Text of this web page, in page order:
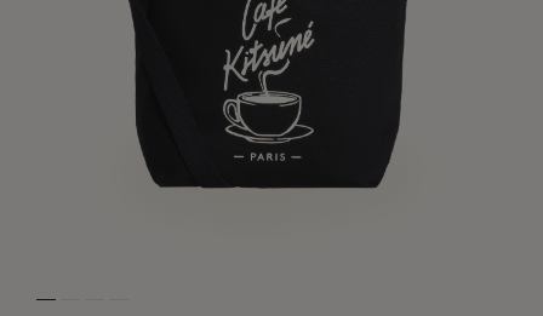
NOUVEAUTÉS